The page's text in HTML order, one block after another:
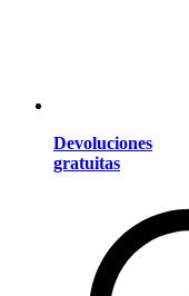
Devoluciones
gratuitas